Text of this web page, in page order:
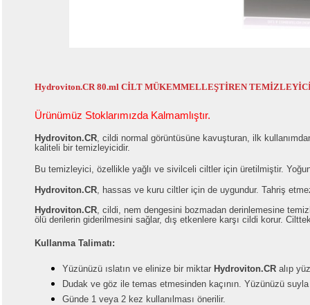
Hydroviton.CR 80.ml CİLT MÜKEMMELLEŞTİREN
Ürünümüz Stoklarımızda Kalmamlıştır.
Hydroviton.CR, cildi normal görüntüsüne kavuşturan, ilk
kaliteli bir temizleyicidir.
Bu temizleyici, özellikle yağlı ve sivilceli ciltler için üretilmiştir.
Hydroviton.CR, hassas ve kuru ciltler için de uygundur. Tahriş
Hydroviton.CR, cildi, nem dengesini bozmadan derinlemesine
ölü derilerin giderilmesini sağlar, dış etkenlere karşı cildi korur.
Kullanma Talimatı:
Yüzünüzü ıslatın ve elinize bir miktar Hydroviton.CR alıp
Dudak ve göz ile temas etmesinden kaçının. Yüzünüzü
Günde 1 veya 2 kez kullanılması önerilir.